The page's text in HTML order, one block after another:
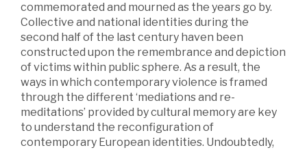
commemorated and mourned as the years go by.
Collective and national identities during the
second half of the last century haven been
constructed upon the remembrance and depiction
of victims within public sphere. As a result, the
ways in which contemporary violence is framed
through the different ‘mediations and re-
meditations’ provided by cultural memory are key
to understand the reconfiguration of
contemporary European identities. Undoubtedly,